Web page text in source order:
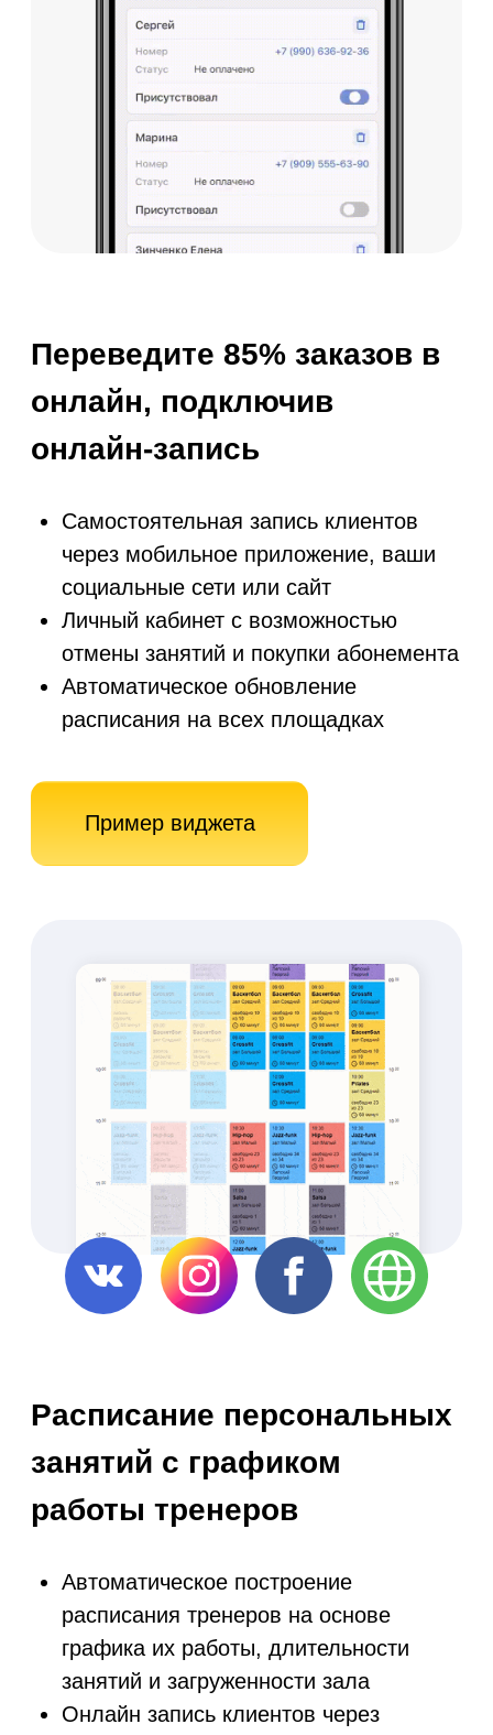
действующим
абонементом
Тренерам и клиентам
необходимо лишь
установить Zoom, не
требующий регистрации
сделки продажи
абонементов в 5
Клиенты могут купить
абонементы, товары и
индивидуальной скидкой
по ссылке
круглосуточно без
менеджера
занятие
- сдавайте
свободные залы в
аренду
Уменьшение простоя
залов
Сдача зала в аренду не
только тренерам
Рассчитывайте
заработную плату
сотрудникам
В 5 РАЗ